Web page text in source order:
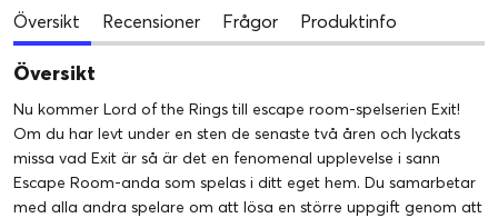
Översikt Recensioner Frågor Produktinfo
Översikt
Nu kommer Lord of the Rings till escape room-spelserien Exit!
Om du har levt under en sten de senaste två åren och lyckats
missa vad Exit är så är det en fenomenal upplevelse i sann
Escape Room-anda som spelas i ditt eget hem. Du samarbetar
med alla andra spelare om att lösa en större uppgift genom att